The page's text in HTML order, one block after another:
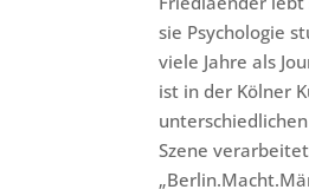
sie Psychologie
viele Jahre als
ist in der Kölner
Szene